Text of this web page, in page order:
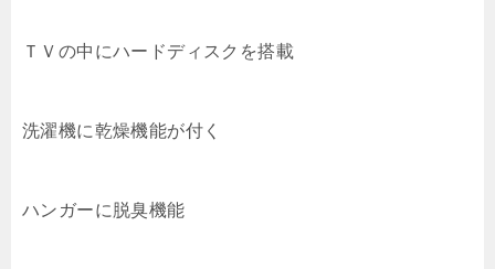
ＴＶの中にハードディスクを搭載
洗濯機に乾燥機能が付く
ハンガーに脱臭機能